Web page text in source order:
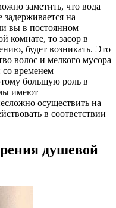
заметить, что вода
на
вы в постоянном
комнате, то засор в
будет возникать. Это
волос и мелкого мусора
временем
большую роль в
имеют
осуществить на
в соответствии
душевой